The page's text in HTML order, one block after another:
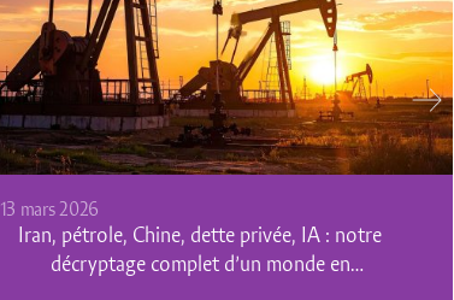
06 mars 2026
Venezuela, Iran : une stratégie américaine
visant indirectement la Chine ?